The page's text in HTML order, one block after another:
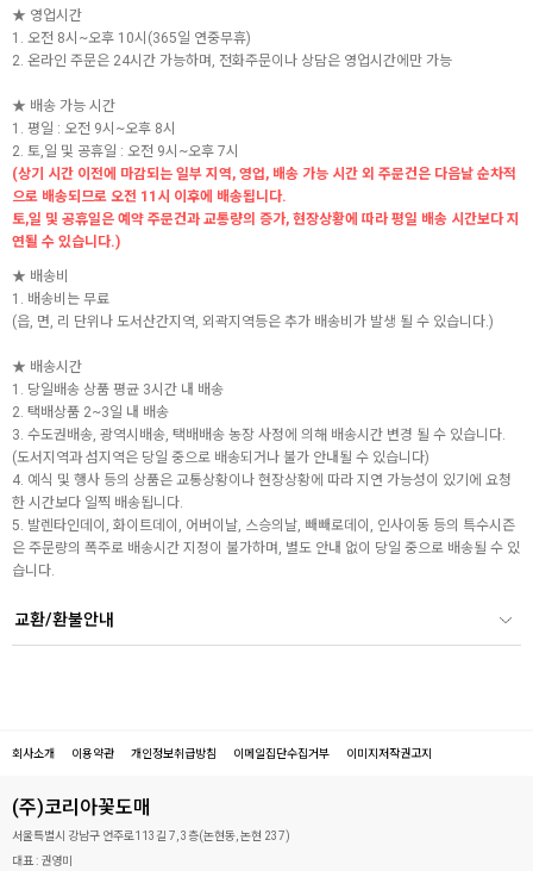
★ 영업시간
1. 오전 8시~오후 10시(365일 연중무휴)
2. 온라인 주문은 24시간 가능하며, 전화주문이나 상담은 영업시간에만 가능
★ 배송 가능 시간
1. 평일 : 오전 9시~오후 8시
2. 토,일 및 공휴일 : 오전 9시~오후 7시
(상기 시간 이전에 마감되는 일부 지역, 영업, 배송 가능 시간 외 주문건은 다음날 순차적
으로 배송되므로 오전 11시 이후에 배송됩니다.
토,일 및 공휴일은 예약 주문건과 교통량의 증가, 현장상황에 따라 평일 배송 시간보다 지
연될 수 있습니다.)
★ 배송비
1. 배송비는 무료
(읍, 면, 리 단위나 도서산간지역, 외곽지역등은 추가 배송비가 발생 될 수 있습니다.)
★ 배송시간
1. 당일배송 상품 평균 3시간 내 배송
2. 택배상품 2~3일 내 배송
3. 수도권배송, 광역시배송, 택배배송 농장 사정에 의해 배송시간 변경 될 수 있습니다.
(도서지역과 섬지역은 당일 중으로 배송되거나 불가 안내될 수 있습니다)
4. 예식 및 행사 등의 상품은 교통상황이나 현장상황에 따라 지연 가능성이 있기에 요청
한 시간보다 일찍 배송됩니다.
5. 발렌타인데이, 화이트데이, 어버이날, 스승의날, 빼빼로데이, 인사이동 등의 특수시즌
은 주문량의 폭주로 배송시간 지정이 불가하며, 별도 안내 없이 당일 중으로 배송될 수 있
습니다.
교환/환불안내
회사소개 이용약관 개인정보취급방침 이메일집단수집거부 이미지저작권고지
(주)코리아꽃도매
서울특별시 강남구 언주로113길 7, 3층(논현동, 논현 237)
대표 : 권영미